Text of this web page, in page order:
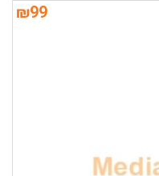
₪99